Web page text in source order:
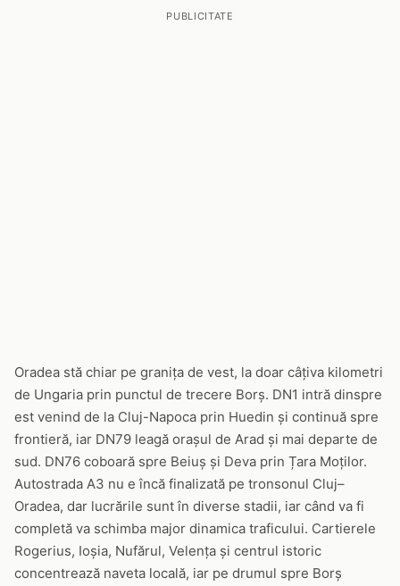
PUBLICITATE
Oradea stă chiar pe granița de vest, la doar câțiva kilometri
de Ungaria prin punctul de trecere Borș. DN1 intră dinspre
est venind de la Cluj-Napoca prin Huedin și continuă spre
frontieră, iar DN79 leagă orașul de Arad și mai departe de
sud. DN76 coboară spre Beiuș și Deva prin Țara Moților.
Autostrada A3 nu e încă finalizată pe tronsonul Cluj–
Oradea, dar lucrările sunt în diverse stadii, iar când va fi
completă va schimba major dinamica traficului. Cartierele
Rogerius, Ioșia, Nufărul, Velența și centrul istoric
concentrează naveta locală, iar pe drumul spre Borș